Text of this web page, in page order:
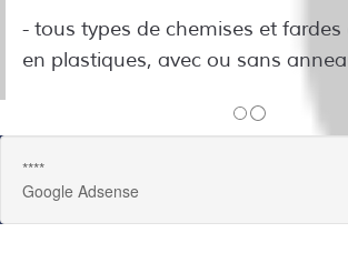
- tous types de chemises et
en plastiques, avec ou sans
****
Google Adsense